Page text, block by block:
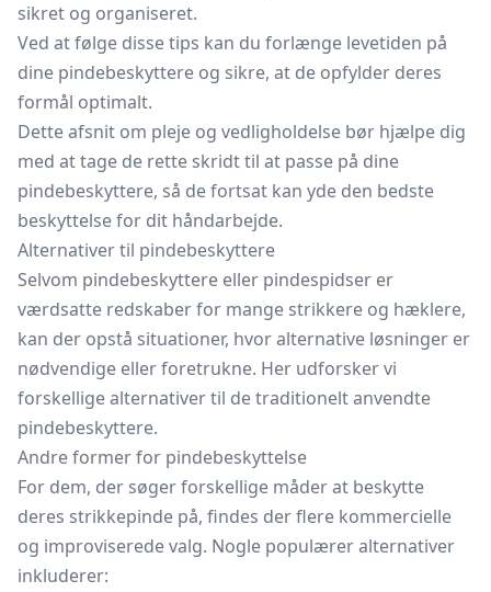
sikret og organiseret.
Ved at følge disse tips kan du forlænge levetiden på
dine pindebeskyttere og sikre, at de opfylder deres
formål optimalt.
Dette afsnit om pleje og vedligholdelse bør hjælpe dig
med at tage de rette skridt til at passe på dine
pindebeskyttere, så de fortsat kan yde den bedste
beskyttelse for dit håndarbejde.
Alternativer til pindebeskyttere
Selvom pindebeskyttere eller pindespidser er
værdsatte redskaber for mange strikkere og hæklere,
kan der opstå situationer, hvor alternative løsninger er
nødvendige eller foretrukne. Her udforsker vi
forskellige alternativer til de traditionelt anvendte
pindebeskyttere.
Andre former for pindebeskyttelse
For dem, der søger forskellige måder at beskytte
deres strikkepinde på, findes der flere kommercielle
og improviserede valg. Nogle populærer alternativer
inkluderer: